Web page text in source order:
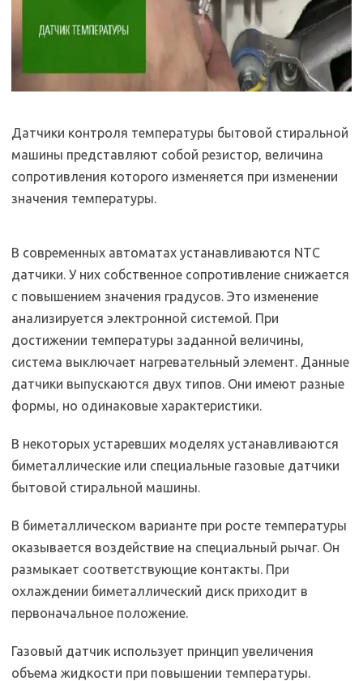
Датчики контроля температуры бытовой стиральной
машины представляют собой резистор, величина
сопротивления которого изменяется при изменении
значения температуры.
В современных автоматах устанавливаются NTC
датчики. У них собственное сопротивление снижается
с повышением значения градусов. Это изменение
анализируется электронной системой. При
достижении температуры заданной величины,
система выключает нагревательный элемент. Данные
датчики выпускаются двух типов. Они имеют разные
формы, но одинаковые характеристики.
В некоторых устаревших моделях устанавливаются
биметаллические или специальные газовые датчики
бытовой стиральной машины.
В биметаллическом варианте при росте температуры
оказывается воздействие на специальный рычаг. Он
размыкает соответствующие контакты. При
охлаждении биметаллический диск приходит в
первоначальное положение.
Газовый датчик использует принцип увеличения
объема жидкости при повышении температуры.